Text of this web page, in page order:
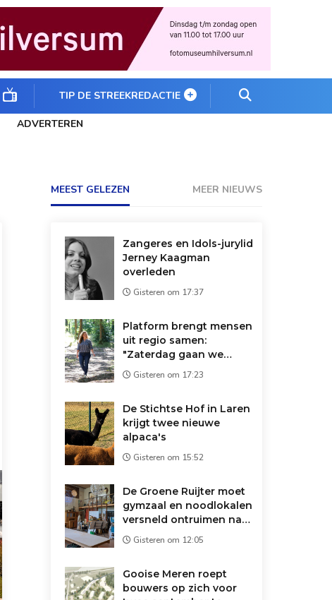
TIP DE STREEKREDACTIE
ADVERTEREN
MEEST GELEZEN MEER NIEUWS
Zangeres en Idols-jurylid
Jerney Kaagman
overleden
Gisteren om 17:37
Platform brengt mensen
uit regio samen:
"Zaterdag gaan we
koffie drinken op de
markt"
Gisteren om 17:23
De Stichtse Hof in Laren
krijgt twee nieuwe
alpaca's
Gisteren om 15:52
De Groene Ruijter moet
gymzaal en noodlokalen
versneld ontruimen na
brandveiligheidsonderzoek
Gisteren om 12:05
Gooise Meren roept
bouwers op zich voor